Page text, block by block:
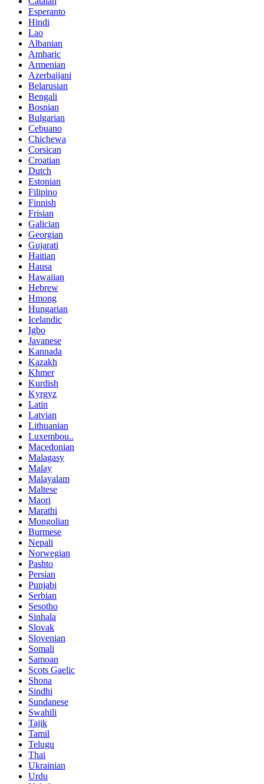
Esperanto
Hindi
Lao
Albanian
Amharic
Armenian
Azerbaijani
Belarusian
Bengali
Bosnian
Bulgarian
Cebuano
Chichewa
Corsican
Croatian
Dutch
Estonian
Filipino
Finnish
Frisian
Galician
Georgian
Gujarati
Haitian
Hausa
Hawaiian
Hebrew
Hmong
Hungarian
Icelandic
Igbo
Javanese
Kannada
Kazakh
Khmer
Kurdish
Kyrgyz
Latin
Latvian
Lithuanian
Luxembou..
Macedonian
Malagasy
Malay
Malayalam
Maltese
Maori
Marathi
Mongolian
Burmese
Nepali
Norwegian
Pashto
Persian
Punjabi
Serbian
Sesotho
Sinhala
Slovak
Slovenian
Somali
Samoan
Scots Gaelic
Shona
Sindhi
Sundanese
Swahili
Tajik
Tamil
Telugu
Thai
Ukrainian
Urdu